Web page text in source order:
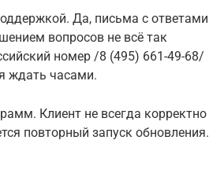
Да, письма с ответами
вопросов не всё так
номер /8 (495) 661-49-68/
ждать часами.
Клиент не всегда корректно
повторный запуск обновления.